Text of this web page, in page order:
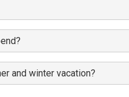
and winter vacation?